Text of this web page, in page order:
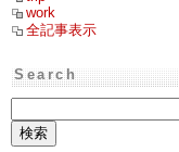
work
全記事表示
Search